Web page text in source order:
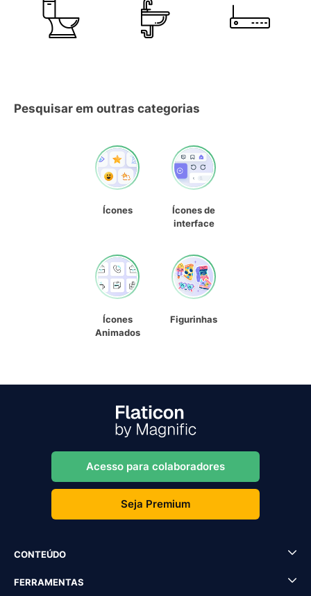
Pesquisar em outras categorias
Ícones
Ícones de
interface
Ícones
Animados
Figurinhas
Acesso para colaboradores
Seja Premium
CONTEÚDO
FERRAMENTAS